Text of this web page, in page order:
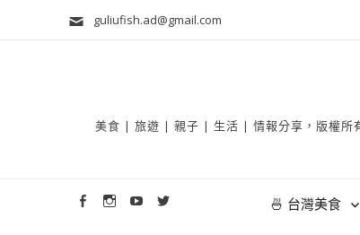
guliufish.ad@gmail.com
美食 | 旅遊 | 親子 | 生活 | 情報分享，版權所
🍜 台灣美食